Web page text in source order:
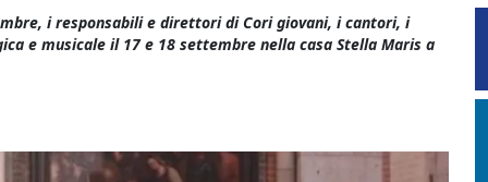
i responsabili e direttori di Cori giovani, i cantori, i
e musicale il 17 e 18 settembre nella casa Stella Maris a